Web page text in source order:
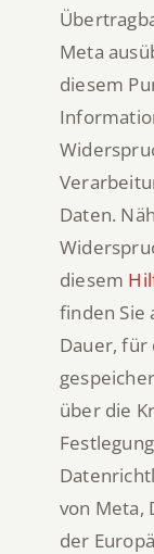
Meta
diesem
Daten.
diesem
finden Sie
Dauer, für
über die
von Meta,
der